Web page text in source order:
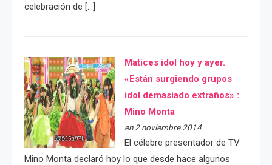
celebración de […]
Matices idol hoy y ayer.
«Están surgiendo grupos
idol demasiado extraños» :
Mino Monta
en 2 noviembre 2014
El célebre presentador de TV
Mino Monta declaró hoy lo que desde hace algunos